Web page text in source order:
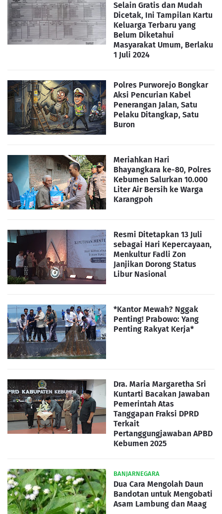
Selain Gratis dan Mudah
Dicetak, Ini Tampilan Kartu
Keluarga Terbaru yang
Belum Diketahui
Masyarakat Umum, Berlaku
1 Juli 2024
Polres Purworejo Bongkar
Aksi Pencurian Kabel
Penerangan Jalan, Satu
Pelaku Ditangkap, Satu
Buron
Meriahkan Hari
Bhayangkara ke-80, Polres
Kebumen Salurkan 10.000
Liter Air Bersih ke Warga
Karangpoh
Resmi Ditetapkan 13 Juli
sebagai Hari Kepercayaan,
Menkultur Fadli Zon
Janjikan Dorong Status
Libur Nasional
*Kantor Mewah? Nggak
Penting! Prabowo: Yang
Penting Rakyat Kerja*
Dra. Maria Margaretha Sri
Kuntarti Bacakan Jawaban
Pemerintah Atas
Tanggapan Fraksi DPRD
Terkait
Pertanggungjawaban APBD
Kebumen 2025
BANJARNEGARA
Dua Cara Mengolah Daun
Bandotan untuk Mengobati
Asam Lambung dan Maag